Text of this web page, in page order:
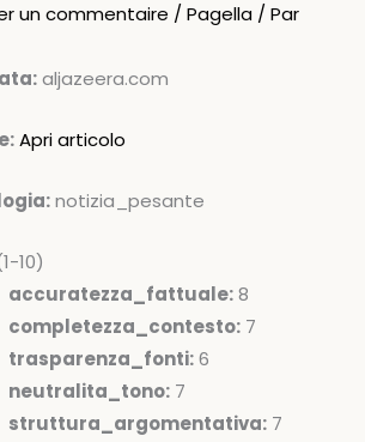
un commentaire /Pagella / Par
aljazeera.com
Apri articolo
notizia_pesante
10)
accuratezza_fattuale:8
completezza_contesto: 7
trasparenza_fonti:6
neutralita_tono: 7
struttura_argomentativa: 7